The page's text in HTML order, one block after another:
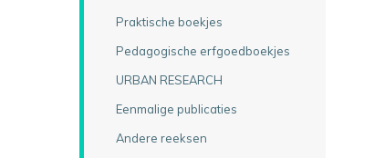
Praktische boekjes
Pedagogische erfgoedboekjes
URBAN RESEARCH
Eenmalige publicaties
Andere reeksen